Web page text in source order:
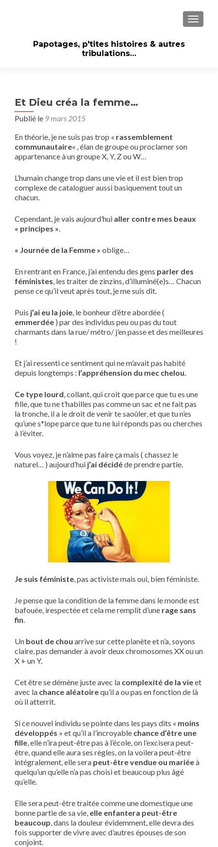
Papotages, p'tites histoires & autres
tribulations…
Et Dieu créa la femme…
Publié le 9 mars 2015
En théorie, je ne suis pas trop « rassemblement
communautaire« , élan de groupe ou proclamer son
appartenance à un groupe X, Y, Z ou W…
L’humain change trop dans une vie et il est bien trop
complexe de cataloguer aussi basiquement tout un
chacun.
Cependant, je vais aujourd’hui aller contre mes beaux
« principes ».
« Journée de la Femme » oblige…
En rentrant en France, j’ai entendu des gens parler des
féministes, les traiter de zinzins, d’illuminé(e)s… Chacun
pense ce qu’il veut après tout, je me suis dit.
Puis j’ai eu la joie, le bonheur d’être abordée (
emmerdée ) par des individus peu ou pas du tout
charmants dans la rue/ métro/ j’en passe et des meilleures
!
Et j’ai ressenti ce sentiment qui ne m’avait pas habité
depuis longtemps : l’appréhension du mec chelou.
Ce type lourd, collant, qui croit que parce que tu es une
fille, que tu ne t’habilles pas comme un sac et ne fait pas
la tronche, il a le droit de venir te saoûler, et que tu n’es
qu’une s*lope parce que tu ne lui réponds pas ou cherches
à l’éviter.
Vous voyez, je n’aime pas faire ça mais ( chassez le
naturel… ) aujourd’hui j’ai décidéde prendre partie.
Je suis féministe, pas activiste mais oui, bien féministe.
Je pense que la condition de la femme dans le monde est
bafouée, irespectée et cela me remplit d’une rage sans
fin.
Un bout de chou arrive sur cette planète et n’a, soyons
claire, pas demander à avoir deux chromosomes XX ou un
X + un Y.
Cet être se démène juste avec la complexité de la vieet
avec la chance aléatoirequ’il a ou pas en fonction de là
où il atterrit.
Si ce nouvel individu se pointe dans les pays dits « moins
développés » et qu’il a l’incroyable chance d’être une
fille, elle n’ira peut-être pas à l’école, on l’excisera peut-
être, quand elle aura ses règles, on la voilera peut-être
intégralement, elle sera peut-être vendue ou mariéeà
quelqu’un qu’elle n’a pas choisi et beaucoup plus âgé
qu’elle.
Elle sera peut-être traitée comme une domestique une
bonne partie de sa vie, elle enfantera peut-être
beaucoup, dans la douleur évidemment, elle devra des
fois supporter de vivre avec d’autres épouses de son
conjoint.